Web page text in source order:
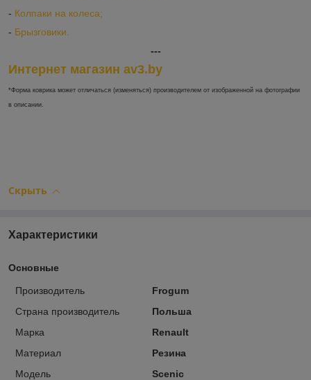
- Колпаки на колеса;
- Брызговики.
---
Интернет магазин av3.by
*Форма коврика может отличаться (изменяться) производителем от изображенной на фотографии
в описании.
Скрыть
Характеристики
Основные
Производитель
Frogum
Страна производитель
Польша
Марка
Renault
Материал
Резина
Модель
Scenic